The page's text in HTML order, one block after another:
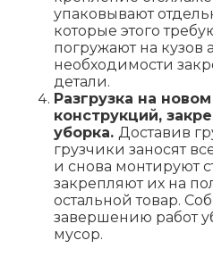
упаковывают
которые этого
погружают на кузов
необходимости
детали.
Разгрузка на
конструкций,
уборка. Доставив
грузчики заносят
и снова монтируют
закрепляют их на
остальной товар.
завершению работ
мусор.